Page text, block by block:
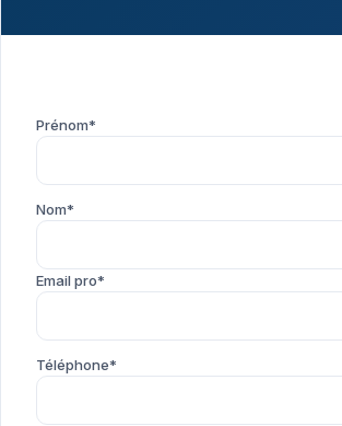
Prénom*
Nom*
Email pro*
Téléphone*